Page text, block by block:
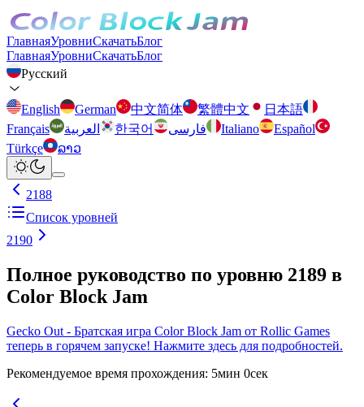
ГлавнаяУровниСкачатьБлог
ГлавнаяУровниСкачатьБлог
Русский
English German 中文简体 繁體中文
日本語
Français
العربية 한국어 فارسی Italiano
Español
Türkçe
ລາວ
2188
Список уровней
2190
Полное руководство по уровню 2189 в
Color Block Jam
Gecko Out - Братская игра Color Block Jam от Rollic Games
теперь в горячем запуске! Нажмите здесь для подробностей.
Рекомендуемое время прохождения: 5мин 0сек